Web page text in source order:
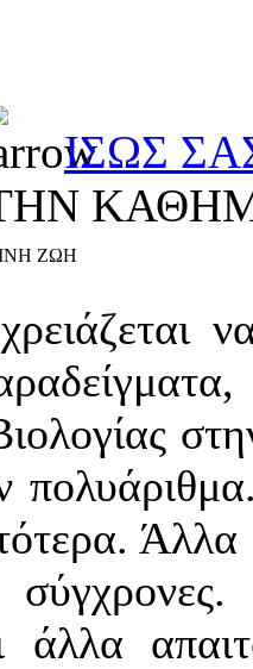
ΙΣΩΣ
ΖΩΗ
Άλλα
άλλα